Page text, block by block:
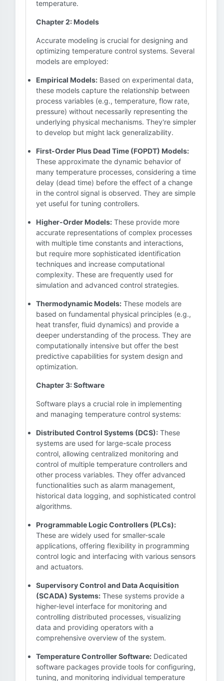
temperature.
Chapter 2: Models
Accurate modeling is crucial for designing and
optimizing temperature control systems. Several
models are employed:
Empirical Models: Based on experimental data,
these models capture the relationship between
process variables (e.g., temperature, flow rate,
pressure) without necessarily representing the
underlying physical mechanisms. They're simpler
to develop but might lack generalizability.
First-Order Plus Dead Time (FOPDT) Models:
These approximate the dynamic behavior of
many temperature processes, considering a time
delay (dead time) before the effect of a change
in the control signal is observed. They are simple
yet useful for tuning controllers.
Higher-Order Models: These provide more
accurate representations of complex processes
with multiple time constants and interactions,
but require more sophisticated identification
techniques and increase computational
complexity. These are frequently used for
simulation and advanced control strategies.
Thermodynamic Models: These models are
based on fundamental physical principles (e.g.,
heat transfer, fluid dynamics) and provide a
deeper understanding of the process. They are
computationally intensive but offer the best
predictive capabilities for system design and
optimization.
Chapter 3: Software
Software plays a crucial role in implementing
and managing temperature control systems:
Distributed Control Systems (DCS): These
systems are used for large-scale process
control, allowing centralized monitoring and
control of multiple temperature controllers and
other process variables. They offer advanced
functionalities such as alarm management,
historical data logging, and sophisticated control
algorithms.
Programmable Logic Controllers (PLCs):
These are widely used for smaller-scale
applications, offering flexibility in programming
control logic and interfacing with various sensors
and actuators.
Supervisory Control and Data Acquisition
(SCADA) Systems: These systems provide a
higher-level interface for monitoring and
controlling distributed processes, visualizing
data and providing operators with a
comprehensive overview of the system.
Temperature Controller Software: Dedicated
software packages provide tools for configuring,
tuning, and monitoring individual temperature